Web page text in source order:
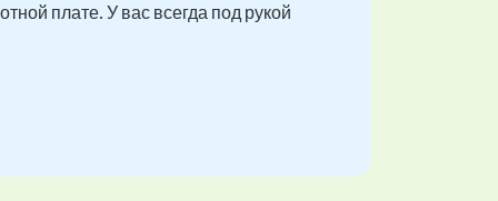
плате. У вас всегда под рукой